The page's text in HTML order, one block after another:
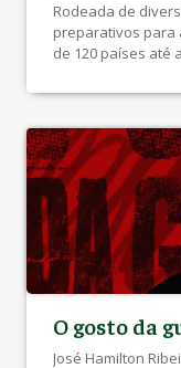
Rodeada de
preparativos para
de 120 países até
primeira vez no
espelho da
O gosto da
José Hamilton